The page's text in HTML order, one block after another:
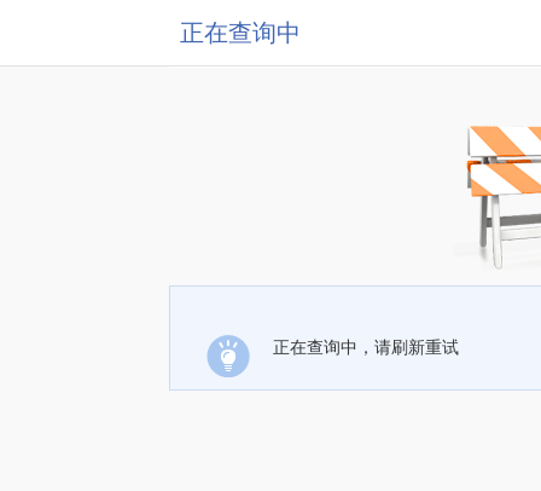
正在查询中
正在查询中，请刷新重试